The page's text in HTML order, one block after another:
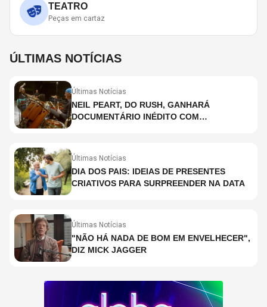
TEATRO
Peças em cartaz
ÚLTIMAS NOTÍCIAS
Últimas Notícias
NEIL PEART, DO RUSH, GANHARÁ
DOCUMENTÁRIO INÉDITO COM
Últimas Notícias
DIA DOS PAIS: IDEIAS DE PRESENTES
CRIATIVOS PARA SURPREENDER NA DATA
Últimas Notícias
"NÃO HÁ NADA DE BOM EM ENVELHECER",
DIZ MICK JAGGER